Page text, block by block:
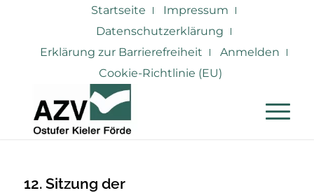
Startseite
Impressum
Datenschutzerklärung
Erklärung zur Barrierefreiheit
Anmelden
Cookie-Richtlinie (EU)
12. Sitzung der